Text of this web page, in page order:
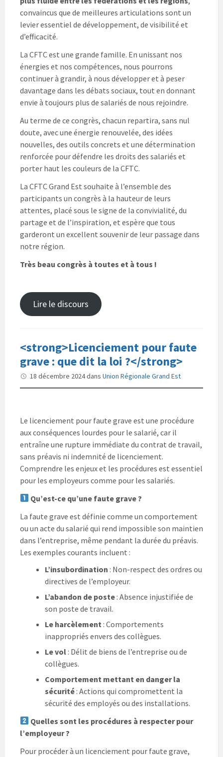
convaincus que de meilleures articulations sont un
levier essentiel de développement, de visibilité et
d’efficacité.
La CFTC est une grande famille. En unissant nos
énergies et nos compétences, nous pourrons
continuer à grandir, à nous développer et à peser
davantage dans les débats sociaux, tout en donnant
envie à toujours plus de salariés de nous rejoindre.
Au terme de ce congrès, chacun repartira, sans nul
doute, avec une énergie renouvelée, des idées
nouvelles, des outils concrets et une détermination
renforcée pour défendre les droits des salariés et
porter haut les couleurs de la CFTC.
La CFTC Grand Est souhaite à l’ensemble des
participants un congrès à la hauteur de leurs
attentes, placé sous le signe de la convivialité, du
partage et de l’inspiration, et espère que tous
garderont un excellent souvenir de leur passage dans
notre région.
Très beau congrès à toutes et à tous !
Lire le discours
<strong>Licenciement pour faute
grave : que dit la loi ?</strong>
18 décembre 2024dans Union Régionale Grand Est
Le licenciement pour faute grave est une procédure
aux conséquences lourdes pour le salarié, car il
entraîne une rupture immédiate du contrat de travail,
sans préavis ni indemnité de licenciement.
Comprendre les enjeux et les procédures est essentiel
pour les employeurs comme pour les salariés.
Qu’est-ce qu’une faute grave ?
La faute grave est définie comme un comportement
ou un acte du salarié qui rend impossible son maintien
dans l’entreprise, même pendant la durée du préavis.
Les exemples courants incluent :
L’insubordination : Non-respect des ordres ou
directives de l’employeur.
L’abandon de poste : Absence injustifiée de
son poste de travail.
Le harcèlement : Comportements
inappropriés envers des collègues.
Le vol : Délit de biens de l’entreprise ou de
collègues.
Comportement mettant en danger la
sécurité : Actions qui compromettent la
sécurité des employés ou des installations.
Quelles sont les procédures à respecter pour
l’employeur ?
Pour procéder à un licenciement pour faute grave,